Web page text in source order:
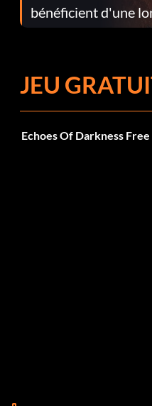
bénéficient d'une
corrections dans la
JEU
Echoes Of Darkness Free